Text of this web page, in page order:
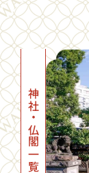
神社・仏閣一覧